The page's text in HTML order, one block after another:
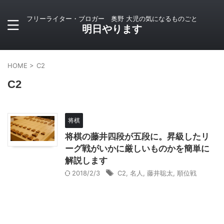
フリーライター・ブロガー 奥野 大児の気になるものごと
明日やります
HOME > C2
C2
将棋
将棋の藤井四段が五段に。昇級したリ
ーグ戦がいかに厳しいものかを簡単に
解説します
2018/2/3 C2 名人 藤井聡太 順位戦